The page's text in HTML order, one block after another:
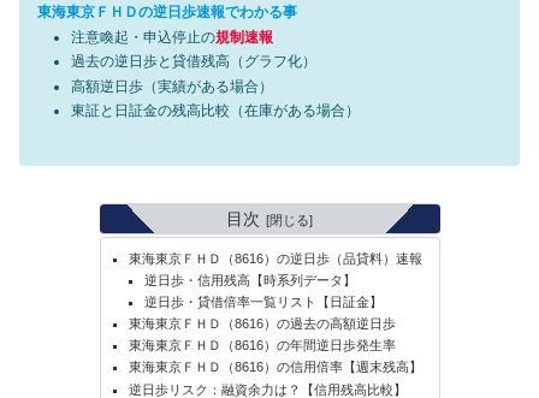
東海東京ＦＨＤの逆日歩速報でわかる事
注意喚起・申込停止の規制速報
過去の逆日歩と貸借残高（グラフ化）
高額逆日歩（実績がある場合）
東証と日証金の残高比較（在庫がある場合）
目次
東海東京ＦＨＤ（8616）の逆日歩（品貸料）速報
逆日歩・信用残高【時系列データ】
逆日歩・貸借倍率一覧リスト【日証金】
東海東京ＦＨＤ（8616）の過去の高額逆日歩
東海東京ＦＨＤ（8616）の年間逆日歩発生率
東海東京ＦＨＤ（8616）の信用倍率【週末残高】
逆日歩リスク：融資余力は？【信用残高比較】